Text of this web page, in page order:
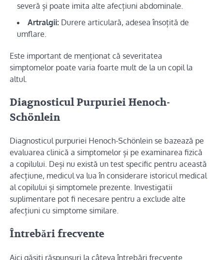
severă și poate imita alte afecțiuni abdominale.
Artralgii: Durere articulară, adesea însoțită de
umflare.
Este important de menționat că severitatea
simptomelor poate varia foarte mult de la un copil la
altul.
Diagnosticul Purpuriei Henoch-
Schönlein
Diagnosticul purpuriei Henoch-Schönlein se bazează pe
evaluarea clinică a simptomelor și pe examinarea fizică
a copilului. Deși nu există un test specific pentru această
afecțiune, medicul va lua în considerare istoricul medical
al copilului și simptomele prezente. Investigatii
suplimentare pot fi necesare pentru a exclude alte
afecțiuni cu simptome similare.
Întrebări frecvente
Aici găsiți răspunsuri la câteva întrebări frecvente